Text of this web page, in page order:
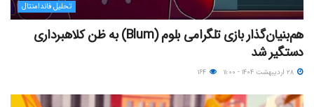
تحلیل فاندامنتال
هم‌بنیان‌گذار بازی تلگرامی بلوم (Blum) به ظن کلاهبرداری
دستگیر شد